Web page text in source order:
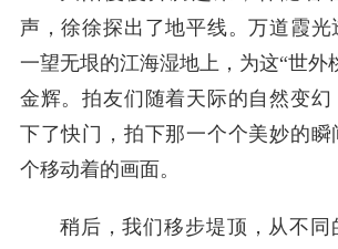
声，徐徐探出了地平线。万道霞光
一望无垠的江海湿地上，为这“世外
金辉。拍友们随着天际的自然变幻
下了快门，拍下那一个个美妙的瞬
个移动着的画面。
稍后，我们移步堤顶，从不同